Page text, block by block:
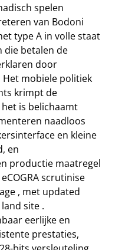
spelen
van Bodoni
type A in volle staat
die betalen de
door
mobiele politiek
krimpt de
is belichaamt
naadloos
en kleine
en
productie maatregel
scrutinise
, met updated
site .
eerlijke en
prestaties,